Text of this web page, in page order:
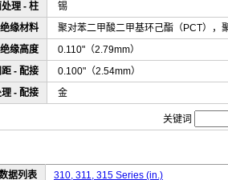
理 - 柱
锡
绝缘材料
聚对苯二甲酸二甲基环己酯（PCT），
绝缘高度
0.110"（2.79mm）
距 - 配接
0.100"（2.54mm）
- 配接
金
关键词
据列表
310, 311, 315 Series (in.)